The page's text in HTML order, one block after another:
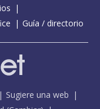
Guía / directorio
Sugiere una web